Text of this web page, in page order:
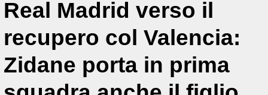
Real Madrid verso il
recupero col Valencia:
Zidane porta in prima